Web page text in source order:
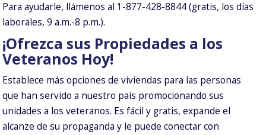
Para ayudarle, llámenos al 1-877-428-8844 (gratis, los días
laborales, 9 a.m.-8 p.m.).
¡Ofrezca sus Propiedades a los
Veteranos Hoy!
Establece más opciones de viviendas para las personas
que han servido a nuestro país promocionando sus
unidades a los veteranos. Es fácil y gratis, expande el
alcanze de su propaganda y le puede conectar con